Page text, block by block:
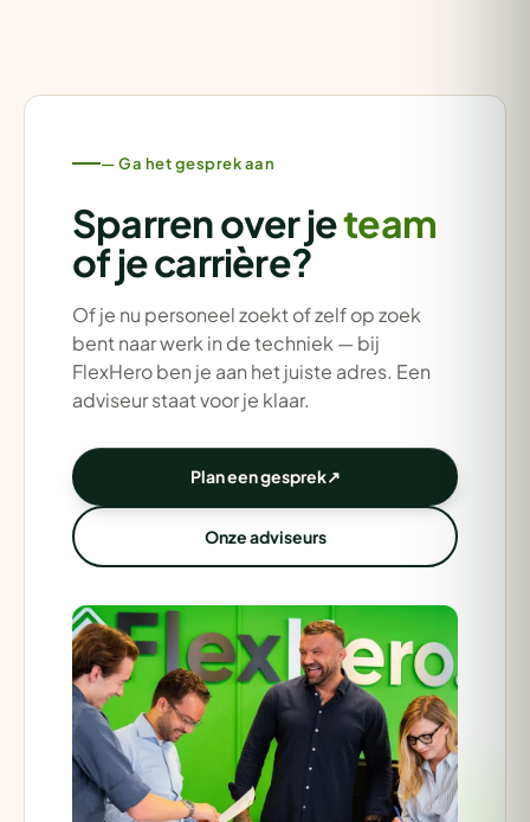
— Ga het gesprek aan
Sparren over jeteam
of je carrière?
Of je nu personeel zoekt of zelf op zoek
bent naar werk in de techniek — bij
FlexHero ben je aan het juiste adres. Een
adviseur staat voor je klaar.
Plan een gesprek↗
Onze adviseurs